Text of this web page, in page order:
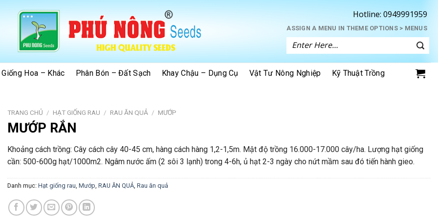
Hotline: 0949991959
ASSIGN A MENU IN THEME OPTIONS > MENUS
Tìm
Hoa – Khác Phân Bón – Đất Sạch Khay Chậu – Dụng Cụ Vật Tư Nông Nghiệp Kỹ Thuật Trồng
TRANG CHỦ / HẠT GIỐNG RAU / RAU ĂN QUẢ / MƯỚP
MƯỚP RẮN
Khoảng cách trồng: Cây cách cây 40-45 cm, hàng cách hàng 1,2-1,5m. Mật độ trồng 16.000-17.000 cây/ha. Lượng hạt giống
cần: 500-600g hạt/1000m2. Ngâm nước ấm (2 sôi 3 lạnh) trong 4-6h, ủ hạt 2-3 ngày cho nứt mầm sau đó tiến hành gieo.
Danh mục: Hạt giống rau, Mướp, RAU ĂN QUẢ, Rau ăn quả